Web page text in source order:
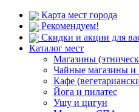
Карта мест города
Рекомендуем!
Скидки и акции для
Каталог мест
Магазины
Чайные магазины и
Кафе
Йога и пилатес
Ушу и цигун